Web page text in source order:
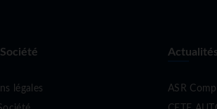
légales
Actualités
ASR